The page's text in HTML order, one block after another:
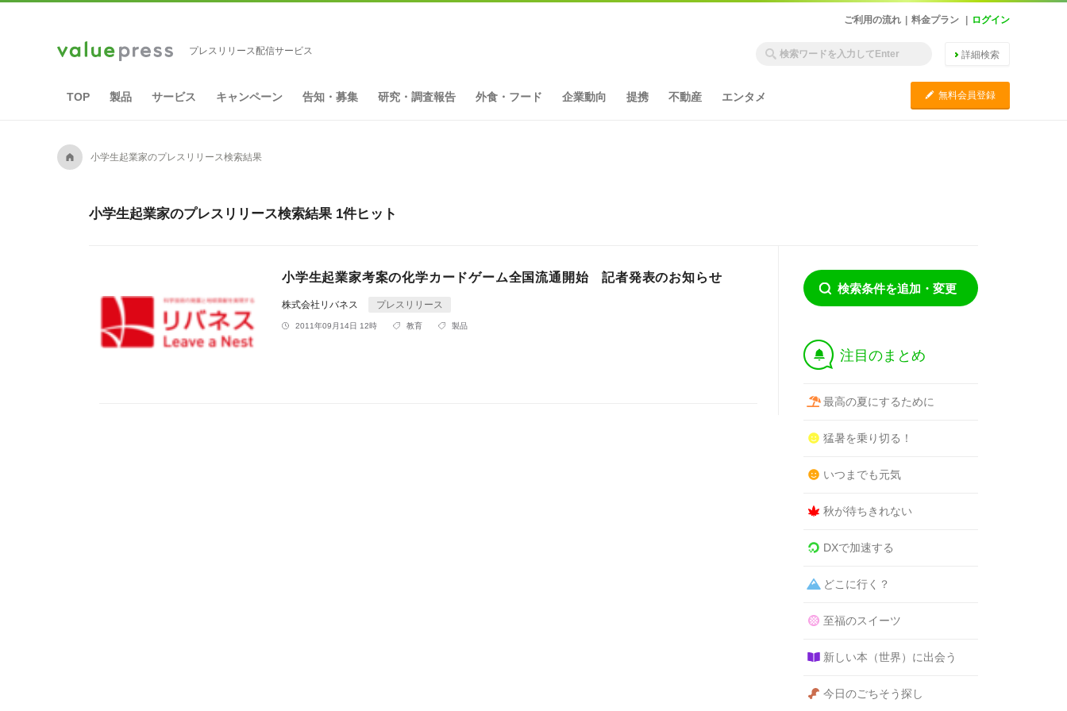
ご利用の流れ 料金プラン ログイン
プレスリリース配信サービス 詳細検索
TOP 製品 サービス キャンペーン 告知・募集 研究・調査報告 外食・フード 企業動向 提携 不動産 エンタメ C 無料会員登録
A 小学生起業家のプレスリリース検索結果
小学生起業家のプレスリリース検索結果 1件ヒット
小学生起業家考案の化学カードゲーム全国流通開始 記者発表のお知らせ
株式会社リバネス プレスリリース
2011年09月14日 12時 教育 製品
検索条件を追加・変更
† 注目のまとめ
最高の夏にするために
猛暑を乗り切る！
いつまでも元気
秋が待ちきれない
DXで加速する
どこに行く？
至福のスイーツ
新しい本（世界）に出会う
今日のごちそう探し